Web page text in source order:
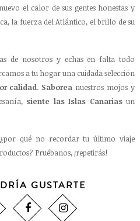
el calor de sus gentes honestas y
la fuerza del Atlántico, el brillo de su
de nosotros y echas en falta todo
a tu hogar una cuidada selección
calidad. Saborea nuestros mojos y
siente las Islas Canariasun
qué no recordar tu último viaje
Pruébanos, ¡repetirás!
GUSTARTE